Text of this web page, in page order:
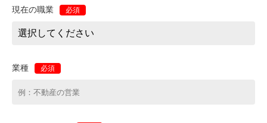
現在の職業 必須
業種 必須